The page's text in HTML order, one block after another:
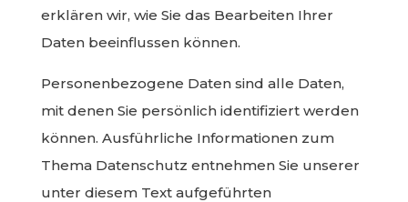
erklären wir, wie Sie das Bearbeiten Ihrer
Daten beeinflussen können.
Personenbezogene Daten sind alle Daten,
mit denen Sie persönlich identifiziert werden
können. Ausführliche Informationen zum
Thema Datenschutz entnehmen Sie unserer
unter diesem Text aufgeführten